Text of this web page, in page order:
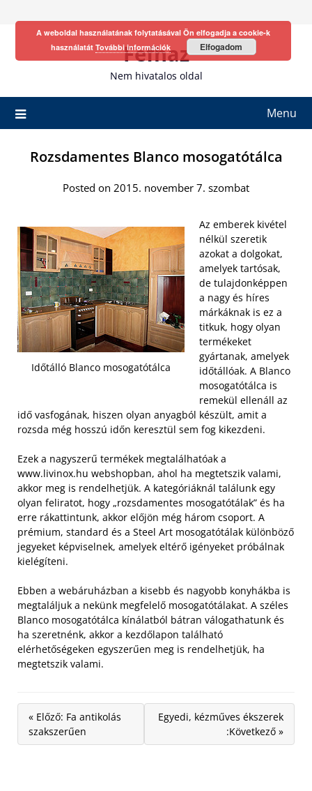
Fefhaz
Nem hivatalos oldal
Menu
Rozsdamentes Blanco mosogatótálca
Posted on 2015. november 7. szombat
Időtálló Blanco mosogatótálca
Az emberek kivétel
nélkül szeretik
azokat a dolgokat,
amelyek tartósak,
de tulajdonképpen
a nagy és híres
márkáknak is ez a
titkuk, hogy olyan
termékeket
gyártanak, amelyek
időtállóak. A Blanco
mosogatótálca is
remekül ellenáll az
idő vasfogának, hiszen olyan anyagból készült, amit a
rozsda még hosszú időn keresztül sem fog kikezdeni.
Ezek a nagyszerű termékek megtalálhatóak a
www.livinox.hu webshopban, ahol ha megtetszik valami,
akkor meg is rendelhetjük. A kategóriáknál találunk egy
olyan feliratot, hogy „rozsdamentes mosogatótálak” és ha
erre rákattintunk, akkor előjön még három csoport. A
prémium, standard és a Steel Art mosogatótálak különböző
jegyeket képviselnek, amelyek eltérő igényeket próbálnak
kielégíteni.
Ebben a webáruházban a kisebb és nagyobb konyhákba is
megtaláljuk a nekünk megfelelő mosogatótálakat. A széles
Blanco mosogatótálca kínálatból bátran válogathatunk és
ha szeretnénk, akkor a kezdőlapon található
elérhetőségeken egyszerűen meg is rendelhetjük, ha
megtetszik valami.
« Előző: Fa antikolás
szakszerűen
Egyedi, kézműves ékszerek
:Következő »
A weboldal használatának folytatásával Ön elfogadja a cookie-k
használatát További információk Elfogadom